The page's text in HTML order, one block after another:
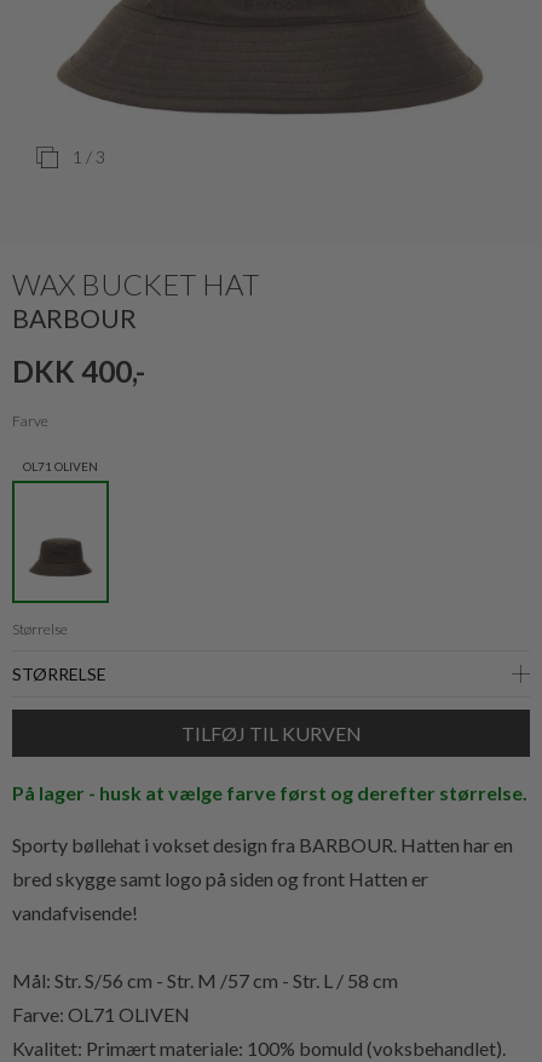
1 / 3
WAX BUCKET HAT
BARBOUR
DKK 400,-
Farve
OL71 OLIVEN
Størrelse
På lager - husk at vælge farve først og derefter størrelse.
Sporty bøllehat i vokset design fra BARBOUR. Hatten har en
bred skygge samt logo på siden og front Hatten er
vandafvisende!
Mål: Str. S/56 cm - Str. M /57 cm - Str. L / 58 cm
Farve: OL71 OLIVEN
Kvalitet: Primært materiale: 100% bomuld (voksbehandlet).